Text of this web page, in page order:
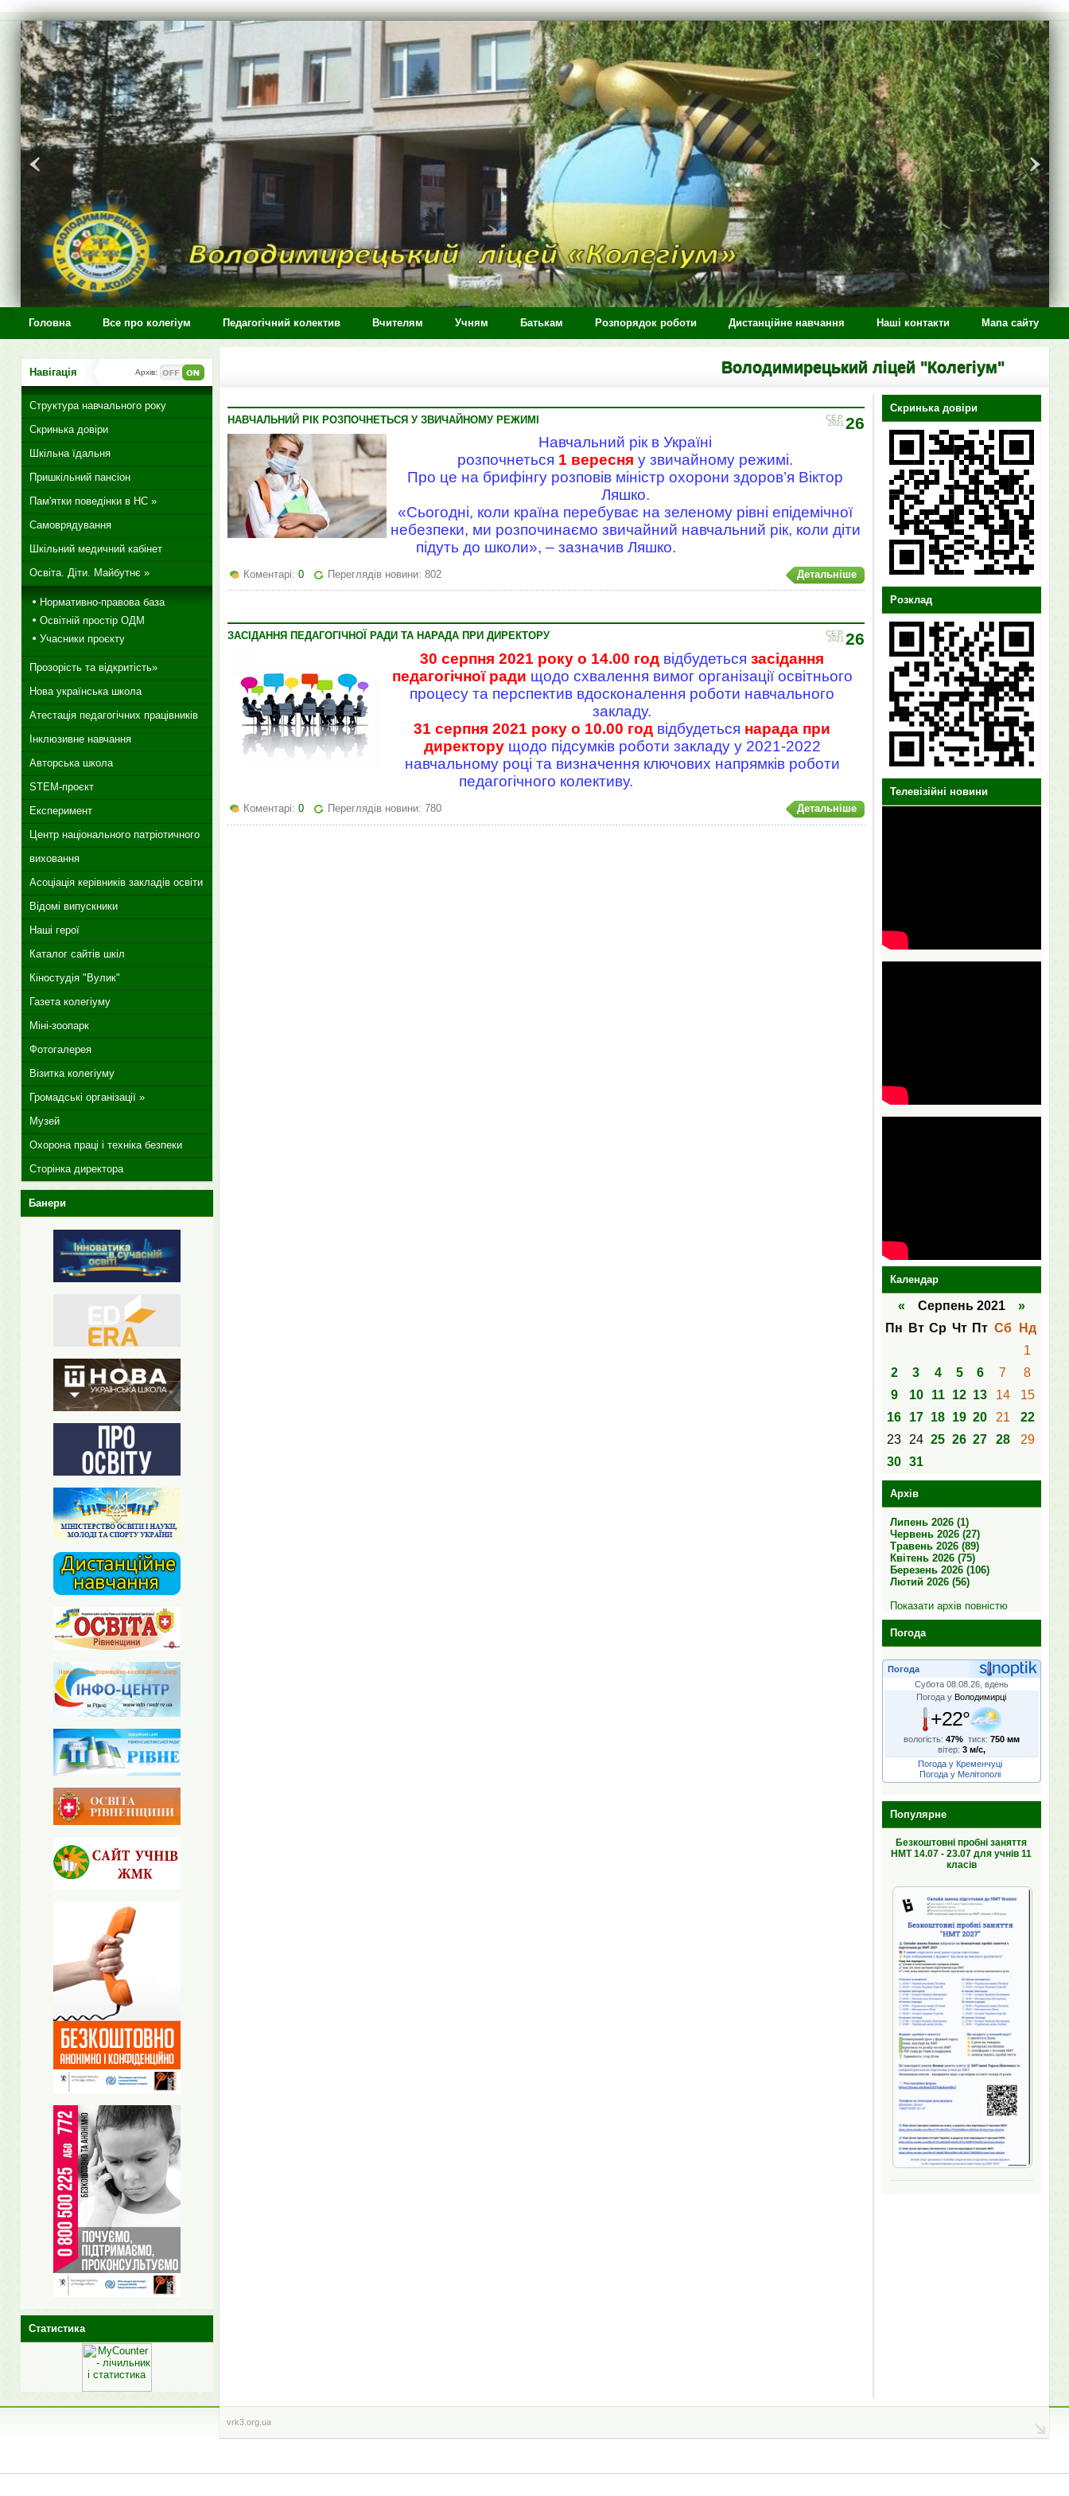
>
Головна Все про колегіум Педагогічний колектив Вчителям Учням Батькам Розпорядок роботи Дистанційне навчання Наші контакти Мапа сайту
Володимирецький ліцей "Колегіум"
26
СЕР
2021
НАВЧАЛЬНИЙ РІК РОЗПОЧНЕТЬСЯ У ЗВИЧАЙНОМУ РЕЖИМІ
Навчальний рік в Україні
розпочнеться 1 вересня у звичайному режимі.
Про це на брифінгу розповів міністр охорони здоров’я Віктор
Ляшко.
«Сьогодні, коли країна перебуває на зеленому рівні епідемічної
небезпеки, ми розпочинаємо звичайний навчальний рік, коли діти
підуть до школи», – зазначив Ляшко.
Детальніше
Коментарі: 0 Переглядів новини: 802
26
СЕР
2021
ЗАСІДАННЯ ПЕДАГОГІЧНОЇ РАДИ ТА НАРАДА ПРИ ДИРЕКТОРУ
30 серпня 2021 року о 14.00 год відбудеться засідання
педагогічної ради щодо схвалення вимог організації освітнього
процесу та перспектив вдосконалення роботи навчального
закладу.
31 серпня 2021 року о 10.00 год відбудеться нарада при
директорущодо підсумків роботи закладу у 2021-2022
навчальному році та визначення ключових напрямків роботи
педагогічного колективу.
Детальніше
Коментарі: 0 Переглядів новини: 780
Скринька довіри
Розклад
Телевізійні новини
Календар
« Серпень 2021 »
Пн
Вт Ср Чт Пт Сб
Нд
1
2
3 4 5 6 7
8
9
10 11 12 13 14
15
16
17 18 19 20 21
22
23
24 25 26 27 28
29
30 31
Архів
Липень 2026 (1)
Червень 2026 (27)
Травень 2026 (89)
Квітень 2026 (75)
Березень 2026 (106)
Лютий 2026 (56)
Показати архів повністю
Погода
Погода
Субота 08.08.26, вдень
Погода у Володимирці
+22°
вологість: 47% тиск: 750 мм
вітер: 3 м/с,
Погода у Кременчуці
Погода у Мелітополі
Популярне
Безкоштовні пробні заняття
НМТ 14.07 - 23.07 для учнів 11
класів
Навігація Архів:
Структура навчального року
Скринька довіри
Шкільна їдальня
Пришкільний пансіон
Пам'ятки поведінки в НС »
Самоврядування
Шкільний медичний кабінет
Освіта. Діти. Майбутнє »
Нормативно-правова база
Освітній простір ОДМ
Учасники проєкту
Прозорість та відкритість»
Нова українська школа
Атестація педагогічних працівників
Інклюзивне навчання
Авторська школа
STEM-проєкт
Експеримент
Центр національного патріотичного
виховання
Асоціація керівників закладів освіти
Відомі випускники
Наші герої
Каталог сайтів шкіл
Кіностудія "Вулик"
Газета колегіуму
Міні-зоопарк
Фотогалерея
Візитка колегіуму
Громадські організації »
Музей
Охорона праці і техніка безпеки
Сторінка директора
Банери
Статистика
vrk3.org.ua